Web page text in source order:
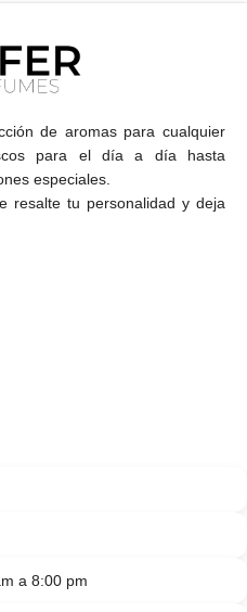
de aromas para cualquier
para el día a día hasta
especiales.
resalte tu personalidad y deja
a 8:00 pm